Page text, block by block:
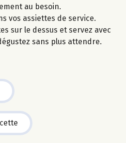
au besoin.
vos assiettes de service.
sur le dessus et servez avec
sans plus attendre.